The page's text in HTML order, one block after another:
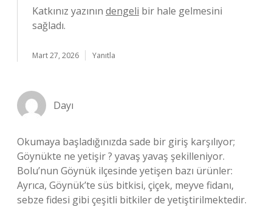
Katkınız yazının dengeli bir hale gelmesini
sağladı.
Mart 27, 2026 Yanıtla
Dayı
Okumaya başladığınızda sade bir giriş karşılıyor;
Göynükte ne yetişir ? yavaş yavaş şekilleniyor.
Bolu’nun Göynük ilçesinde yetişen bazı ürünler:
Ayrıca, Göynük’te süs bitkisi, çiçek, meyve fidanı,
sebze fidesi gibi çeşitli bitkiler de yetiştirilmektedir.